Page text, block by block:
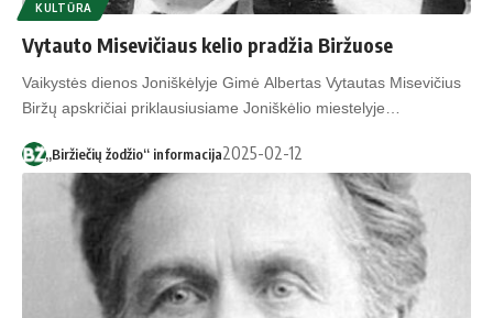
KULTŪRA
Vytauto Misevičiaus kelio pradžia Biržuose
Vaikystės dienos Joniškėlyje Gimė Albertas Vytautas Misevičius
Biržų apskričiai priklausiusiame Joniškėlio miestelyje…
„Biržiečių žodžio“ informacija2025-02-12